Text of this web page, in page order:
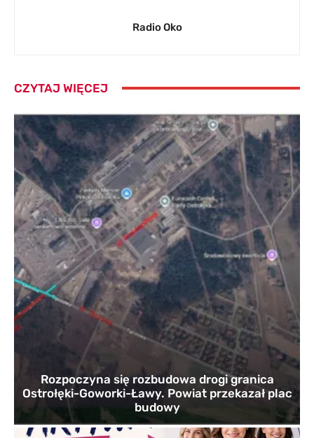
Radio Oko
CZYTAJ WIĘCEJ
Rozpoczyna się rozbudowa drogi granica
Ostrołęki-Goworki-Ławy. Powiat przekazał plac
budowy